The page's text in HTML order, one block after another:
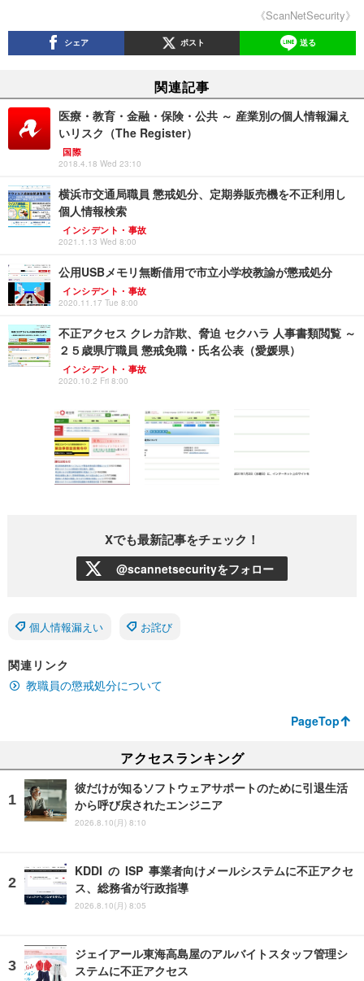
《ScanNetSecurity》
シェア ポスト 送る
関連記事
医療・教育・金融・保険・公共 ～ 産業別の個人情報漏え
いリスク（The Register）
国際
2018.4.18 Wed 23:10
横浜市交通局職員 懲戒処分、定期券販売機を不正利用し
個人情報検索
インシデント・事故
2021.1.13 Wed 8:00
公用USBメモリ無断借用で市立小学校教諭が懲戒処分
インシデント・事故
2020.11.17 Tue 8:00
不正アクセス クレカ詐欺、脅迫 セクハラ 人事書類閲覧 ～
２５歳県庁職員 懲戒免職・氏名公表（愛媛県）
インシデント・事故
2020.10.2 Fri 8:00
Xでも最新記事をチェック！
@scannetsecurityをフォロー
個人情報漏えい お詫び
関連リンク
教職員の懲戒処分について
PageTop
アクセスランキング
彼だけが知るソフトウェアサポートのために引退生活
から呼び戻されたエンジニア
2026.8.10(月) 8:10
KDDI の ISP 事業者向けメールシステムに不正アクセ
ス、総務省が行政指導
2026.8.10(月) 8:05
ジェイアール東海高島屋のアルバイトスタッフ管理シ
ステムに不正アクセス